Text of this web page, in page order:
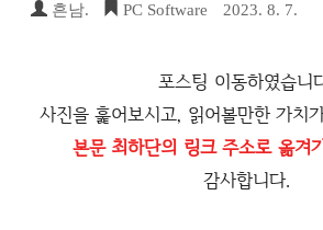
흔남. PC Software 2023. 8. 7.
포스팅 이동하였습니
사진을 훑어보시고, 읽어볼만한 가치
본문 최하단의 링크 주소로 옮겨
감사합니다.